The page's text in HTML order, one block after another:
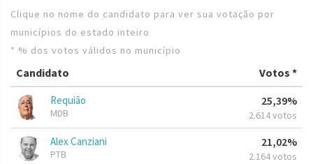
Clique no nome do candidato para ver sua votação por
municípios do estado inteiro
* % dos votos válidos no município
Candidato Votos *
Requião
MDB
25,39%
2.614 votos
Alex Canziani
PTB
21,02%
2.164 votos